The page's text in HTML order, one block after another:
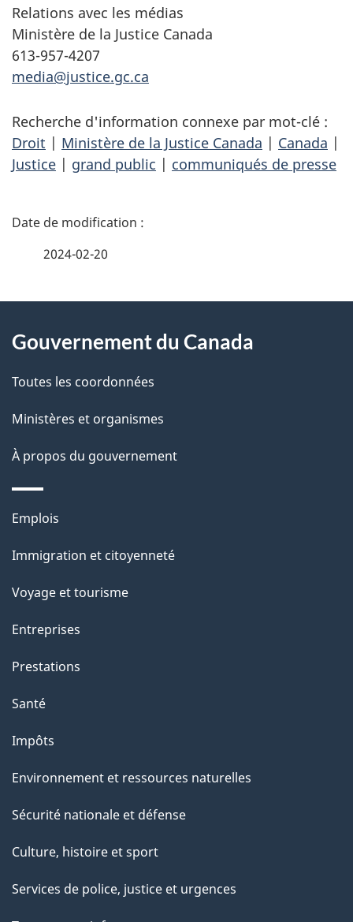
Relations avec les médias
Ministère de la Justice Canada
613-957-4207
media@justice.gc.ca
Recherche d'information connexe par mot-clé :
Droit | Ministère de la Justice Canada | Canada |
Justice | grand public | communiqués de presse
D
i
l
s
d
e
l
a
p
a
g
e
2024-02-20
propos
de
ce
site
Gouvernement du Canada
Toutes les coordonnées
Ministères et organismes
À propos du gouvernement
Thèmes
sujets
Emplois
Immigration et citoyenneté
Voyage et tourisme
Entreprises
Prestations
Santé
Impôts
Environnement et ressources naturelles
Sécurité nationale et défense
Culture, histoire et sport
Services de police, justice et urgences